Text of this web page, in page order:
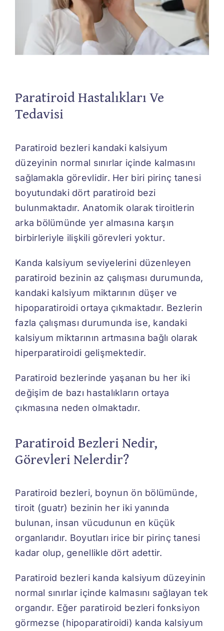
Paratiroid Hastalıkları Ve
Tedavisi
Paratiroid bezleri kandaki kalsiyum
düzeyinin normal sınırlar içinde kalmasını
sağlamakla görevlidir. Her biri pirinç tanesi
boyutundaki dört paratiroid bezi
bulunmaktadır. Anatomik olarak tiroitlerin
arka bölümünde yer almasına karşın
birbirleriyle ilişkili görevleri yoktur.
Kanda kalsiyum seviyelerini düzenleyen
paratiroid bezinin az çalışması durumunda,
kandaki kalsiyum miktarının düşer ve
hipoparatiroidi ortaya çıkmaktadır. Bezlerin
fazla çalışması durumunda ise, kandaki
kalsiyum miktarının artmasına bağlı olarak
hiperparatiroidi gelişmektedir.
Paratiroid bezlerinde yaşanan bu her iki
değişim de bazı hastalıkların ortaya
çıkmasına neden olmaktadır.
Paratiroid Bezleri Nedir,
Görevleri Nelerdir?
Paratiroid bezleri, boynun ön bölümünde,
tiroit (guatr) bezinin her iki yanında
bulunan, insan vücudunun en küçük
organlarıdır. Boyutları irice bir pirinç tanesi
kadar olup, genellikle dört adettir.
Paratiroid bezleri kanda kalsiyum düzeyinin
normal sınırlar içinde kalmasını sağlayan tek
organdır. Eğer paratiroid bezleri fonksiyon
görmezse (hipoparatiroidi) kanda kalsiyum